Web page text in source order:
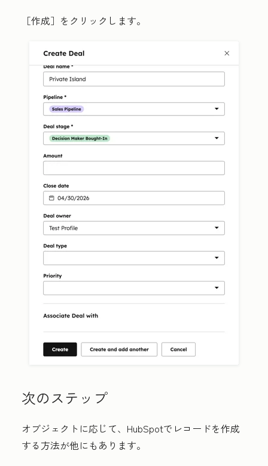
［作成］ をクリックします。
次のステップ
オブジェクトに応じて、HubSpotでレコードを作成
する方法が他にもあります。